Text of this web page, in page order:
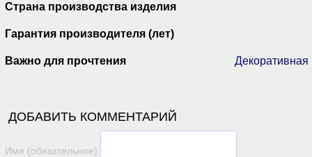
Страна производства изделия
Гарантия производителя (лет)
Важно для прочтения Декоративная
ДОБАВИТЬ КОММЕНТАРИЙ
Имя (обязательное)